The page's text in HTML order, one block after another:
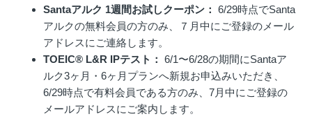
Santaアルク 1週間お試しクーポン： 6/29時点でSanta
アルクの無料会員の方のみ、７月中にご登録のメール
アドレスにご連絡します。
TOEIC® L&R IPテスト： 6/1〜6/28の期間にSantaア
ルク3ヶ月・6ヶ月プランへ新規お申込みいただき、
6/29時点で有料会員である方のみ、7月中にご登録の
メールアドレスにご案内します。